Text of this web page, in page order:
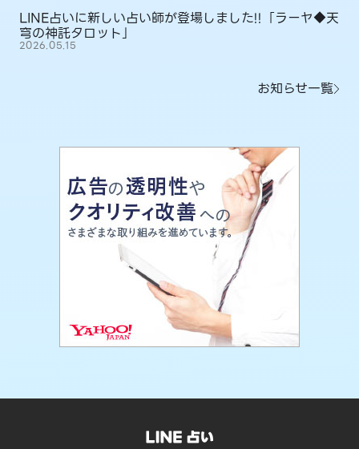
LINE占いに新しい占い師が登場しました!!「ラーヤ◆天
穹の神託タロット」
2026.05.15
お知らせ一覧